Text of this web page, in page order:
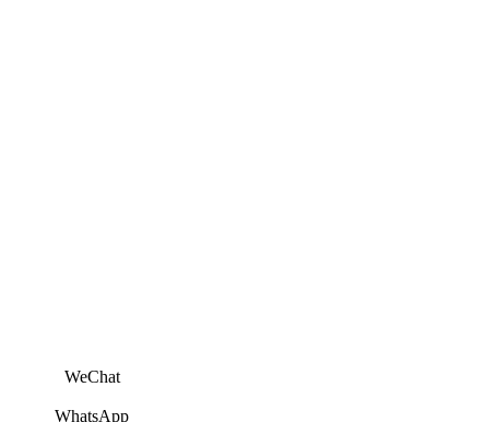
WeChat
WhatsApp